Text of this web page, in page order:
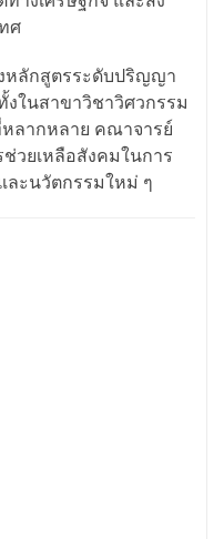
ศ
หลักสูตรระดับปริญญา
ในสาขาวิชาวิศวกรรม
ลากหลาย คณาจารย์
วยเหลือสังคมในการ
ะนวัตกรรมใหม่ ๆ